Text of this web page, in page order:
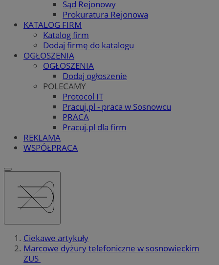
Sąd Rejonowy
Prokuratura Rejonowa
KATALOG FIRM
Katalog firm
Dodaj firmę do katalogu
OGŁOSZENIA
OGŁOSZENIA
Dodaj ogłoszenie
POLECAMY
Protocol IT
Pracuj.pl - praca w Sosnowcu
PRACA
Pracuj.pl dla firm
REKLAMA
WSPÓŁPRACA
Ciekawe artykuły
Marcowe dyżury telefoniczne w sosnowieckim
ZUS